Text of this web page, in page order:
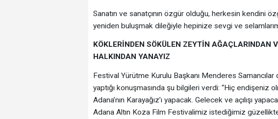
Sanatın ve sanatçının özgür olduğu, herkesin kendini
yeniden buluşmak dileğiyle hepinize sevgi ve
KÖKLERİNDEN SÖKÜLEN ZEYTİN AĞAÇLARINDAN
HALKINDAN YANAYIZ
Festival Yürütme Kurulu Başkanı Menderes
yaptığı konuşmasında şu bilgileri verdi: “Hiç endişeniz
Adana’nın Karayağız’ı yapacak. Gelecek ve açılışı
Adana Altın Koza Film Festivalimiz istediğimiz